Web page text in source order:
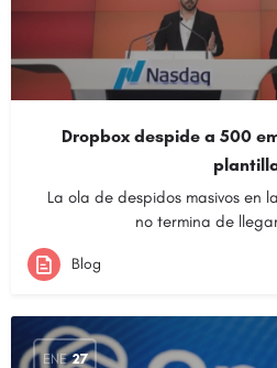
Dropbox despide a 500
La ola de despidos masivos en
no termina de
Blog
ENE 27